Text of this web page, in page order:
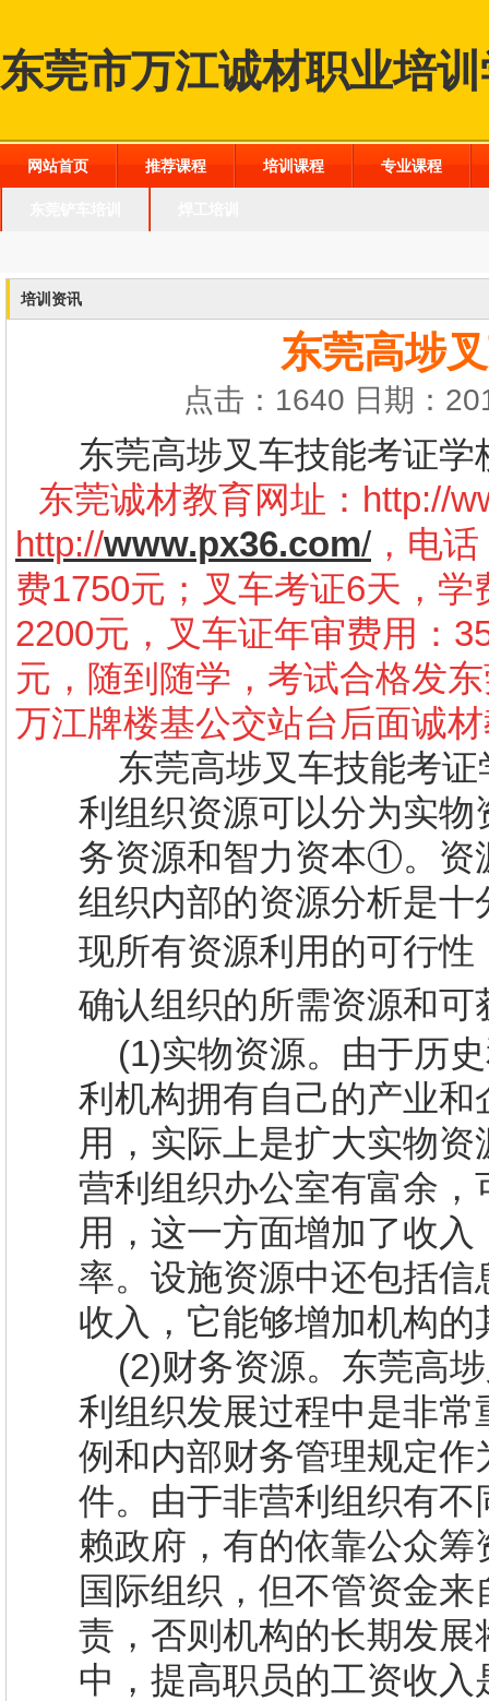
东莞市万江诚材职业培
网站首页 推荐课程 培训课程 专业课程
培训资讯
东莞高埗
点击：1640 日期：
东莞高埗叉车技能考证
东莞诚材教育网址： http://
http://www.px36.com/ ，电
费1750元；叉车考证6天，
2200元，叉车证年审费用：
元，随到随学，考试合格发
万江牌楼基公交站台后面诚
东莞高埗叉车技能考证
利组织资源可以分为实
务资源和智力资本①。资
组织内部的资源分析是
现所有资源利用的可行性
确认组织的所需资源和可
(1)实物资源。由于历
利机构拥有自己的产业
用，实际上是扩大实物
营利组织办公室有富余
用，这一方面增加了收
率。设施资源中还包括
收入，它能够增加机构
(2)财务资源。 东莞高
利组织发展过程中是非
例和内部财务管理规定
件。由于非营利组织有
赖政府，有的依靠公众
国际组织，但不管资金
责，否则机构的长期发
中，提高职员的工资收